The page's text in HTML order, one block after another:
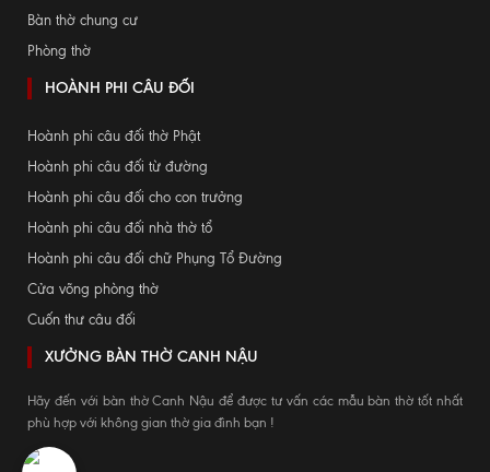
Bàn thờ chung cư
Phòng thờ
HOÀNH PHI CÂU ĐỐI
Hoành phi câu đối thờ Phật
Hoành phi câu đối từ đường
Hoành phi câu đối cho con trưởng
Hoành phi câu đối nhà thờ tổ
Hoành phi câu đối chữ Phụng Tổ Đường
Cửa võng phòng thờ
Cuốn thư câu đối
XƯỞNG BÀN THỜ CANH NẬU
Hãy đến với bàn thờ Canh Nậu để được tư vấn các mẫu bàn thờ tốt nhất
phù hợp với không gian thờ gia đình bạn !